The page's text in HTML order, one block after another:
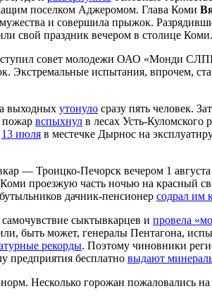
поселком Аджеромом. Глава Коми
и совершила прыжок.
свой праздник вечером в столице Коми.
совет молодежи ОАО «Монди
Экстремальные испытания, впрочем,
выходных утонуло сразу пять человек.
пожар вспыхнул в лесах Усть-Куломского
13 июля в местечке Дырнос на
— Троицко-Печорск вечером 1 августа
проезжую часть ночью на красный
дачник-пенсионер содрал им
сыктывкарцев и провела
быть может, генералы Пентагона,
рекорды. Поэтому чиновники
предприятия бесплатно выдают
Несколько горожан пожаловались на